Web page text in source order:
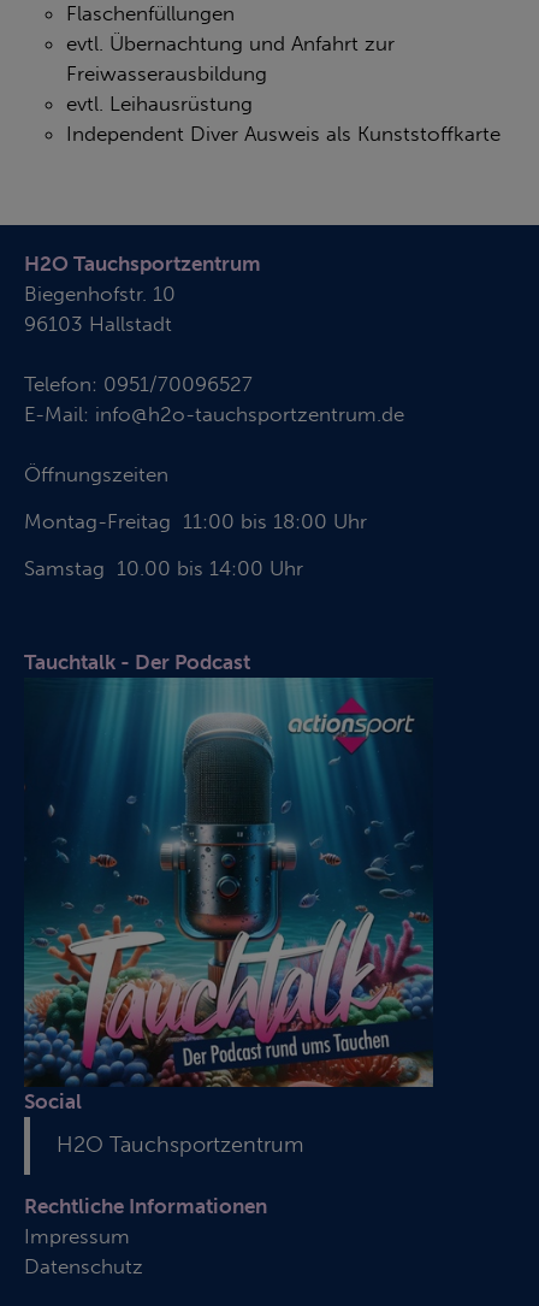
Flaschenfüllungen
evtl. Übernachtung und Anfahrt zur
Freiwasserausbildung
evtl. Leihausrüstung
Independent Diver Ausweis als Kunststoffkarte
H2O Tauchsportzentrum
Biegenhofstr. 10
96103 Hallstadt
Telefon: 0951/70096527
E-Mail: info@h2o-tauchsportzentrum.de
Öffnungszeiten
Montag-Freitag 11:00 bis 18:00 Uhr
Samstag 10.00 bis 14:00 Uhr
Tauchtalk - Der Podcast
Social
H2O Tauchsportzentrum
Rechtliche Informationen
Impressum
Datenschutz